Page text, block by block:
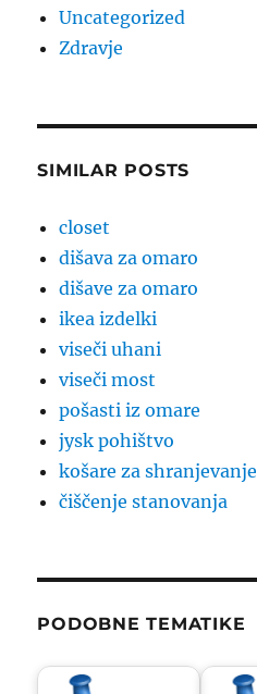
Uncategorized
Zdravje
SIMILAR POSTS
closet
dišava za omaro
dišave za omaro
ikea izdelki
viseči uhani
viseči most
pošasti iz omare
jysk pohištvo
košare za shranjevanje
čiščenje stanovanja
PODOBNE TEMATIKE